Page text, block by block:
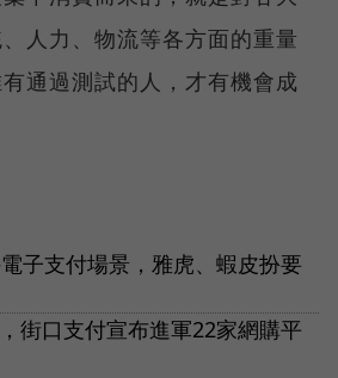
人力、物流等各方面的重量
通過測試的人，才有機會成
子支付場景，雅虎、蝦皮扮要
街口支付宣布進軍22家網購平